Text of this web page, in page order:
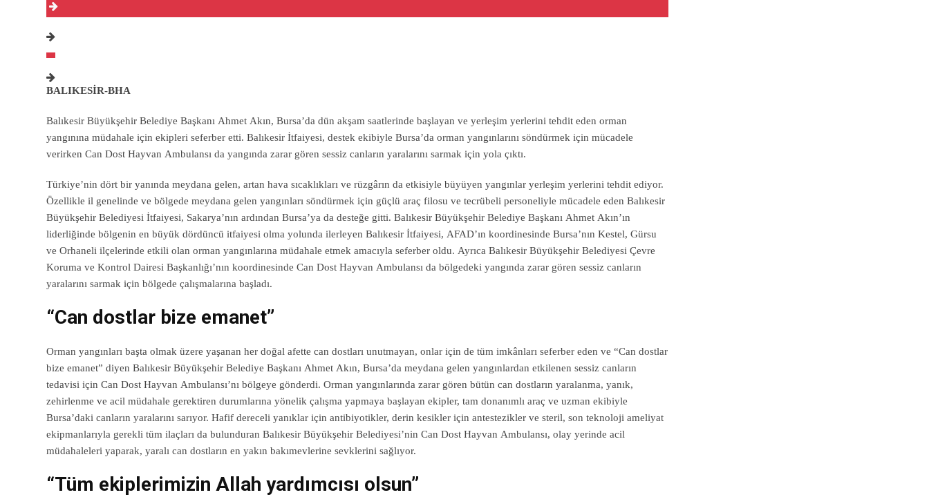
BALIKESİR-BHA
Balıkesir Büyükşehir Belediye Başkanı Ahmet Akın, Bursa’da dün akşam saatlerinde başlayan ve yerleşim yerlerini tehdit eden orman
yangınına müdahale için ekipleri seferber etti. Balıkesir İtfaiyesi, destek ekibiyle Bursa’da orman yangınlarını söndürmek için mücadele
verirken Can Dost Hayvan Ambulansı da yangında zarar gören sessiz canların yaralarını sarmak için yola çıktı.
Türkiye’nin dört bir yanında meydana gelen, artan hava sıcaklıkları ve rüzgârın da etkisiyle büyüyen yangınlar yerleşim yerlerini tehdit ediyor.
Özellikle il genelinde ve bölgede meydana gelen yangınları söndürmek için güçlü araç filosu ve tecrübeli personeliyle mücadele eden Balıkesir
Büyükşehir Belediyesi İtfaiyesi, Sakarya’nın ardından Bursa’ya da desteğe gitti. Balıkesir Büyükşehir Belediye Başkanı Ahmet Akın’ın
liderliğinde bölgenin en büyük dördüncü itfaiyesi olma yolunda ilerleyen Balıkesir İtfaiyesi, AFAD’ın koordinesinde Bursa’nın Kestel, Gürsu
ve Orhaneli ilçelerinde etkili olan orman yangınlarına müdahale etmek amacıyla seferber oldu. Ayrıca Balıkesir Büyükşehir Belediyesi Çevre
Koruma ve Kontrol Dairesi Başkanlığı’nın koordinesinde Can Dost Hayvan Ambulansı da bölgedeki yangında zarar gören sessiz canların
yaralarını sarmak için bölgede çalışmalarına başladı.
“Can dostlar bize emanet”
Orman yangınları başta olmak üzere yaşanan her doğal afette can dostları unutmayan, onlar için de tüm imkânları seferber eden ve “Can dostlar
bize emanet” diyen Balıkesir Büyükşehir Belediye Başkanı Ahmet Akın, Bursa’da meydana gelen yangınlardan etkilenen sessiz canların
tedavisi için Can Dost Hayvan Ambulansı’nı bölgeye gönderdi. Orman yangınlarında zarar gören bütün can dostların yaralanma, yanık,
zehirlenme ve acil müdahale gerektiren durumlarına yönelik çalışma yapmaya başlayan ekipler, tam donanımlı araç ve uzman ekibiyle
Bursa’daki canların yaralarını sarıyor. Hafif dereceli yanıklar için antibiyotikler, derin kesikler için antestezikler ve steril, son teknoloji ameliyat
ekipmanlarıyla gerekli tüm ilaçları da bulunduran Balıkesir Büyükşehir Belediyesi’nin Can Dost Hayvan Ambulansı, olay yerinde acil
müdahaleleri yaparak, yaralı can dostların en yakın bakımevlerine sevklerini sağlıyor.
“Tüm ekiplerimizin Allah yardımcısı olsun”